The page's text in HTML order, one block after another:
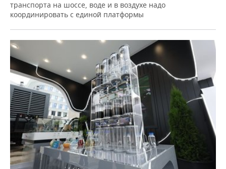
транспорта на шоссе, воде и в воздухе надо
координировать с единой платформы